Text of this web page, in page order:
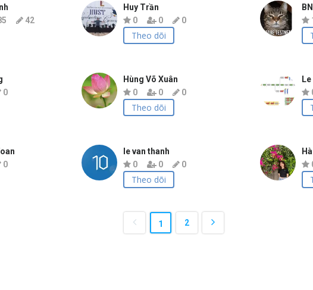
42
Huy Trần
0
0 0
Theo dõi
BN
0
Hùng Võ Xuân
0
0 0
Theo dõi
0
le van thanh
0
0 0
Theo dõi
1 2